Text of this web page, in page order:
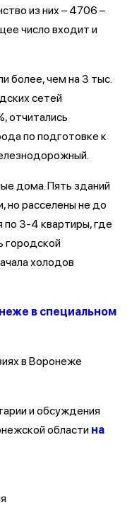
из них – 4706 –
число входит и
более, чем на 3 тыс.
сетей
отчитались
по подготовке к
дома. Пять зданий
но расселены не до
по 3-4 квартиры, где
городской
холодов
в специальном
в Воронеже
и обсуждения
области на